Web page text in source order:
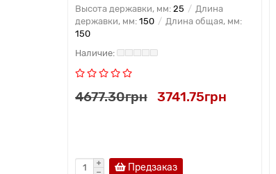
Высота державки, мм: 25
Длина
державки, мм: 150
Длина общая, мм:
150
4677.30грн 3741.75грн
Предзаказ